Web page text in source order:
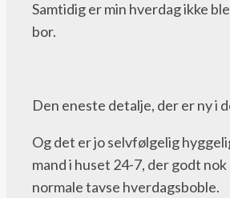
Samtidig er min hverdag ikke
bor.
Den eneste detalje, der er ny i
Og det er jo selvfølgelig
mand i huset 24-7, der godt
normale tavse hverdagsboble.